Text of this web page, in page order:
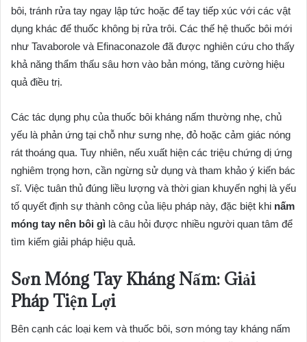
bôi, tránh rửa tay ngay lập tức hoặc để tay tiếp xúc với các vật
dụng khác để thuốc không bị rửa trôi. Các thế hệ thuốc bôi mới
như Tavaborole và Efinaconazole đã được nghiên cứu cho thấy
khả năng thẩm thấu sâu hơn vào bản móng, tăng cường hiệu
quả điều trị.
Các tác dụng phụ của thuốc bôi kháng nấm thường nhẹ, chủ
yếu là phản ứng tại chỗ như sưng nhẹ, đỏ hoặc cảm giác nóng
rát thoáng qua. Tuy nhiên, nếu xuất hiện các triệu chứng dị ứng
nghiêm trọng hơn, cần ngừng sử dụng và tham khảo ý kiến bác
sĩ. Việc tuân thủ đúng liều lượng và thời gian khuyến nghị là yếu
tố quyết định sự thành công của liệu pháp này, đặc biệt khi nấm
móng tay nên bôi gì là câu hỏi được nhiều người quan tâm để
tìm kiếm giải pháp hiệu quả.
Sơn Móng Tay Kháng Nấm: Giải
Pháp Tiện Lợi
Bên cạnh các loại kem và thuốc bôi, sơn móng tay kháng nấm